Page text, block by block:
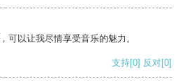
可以让我尽情享受音乐的魅力。
支持[0] 反对[0]